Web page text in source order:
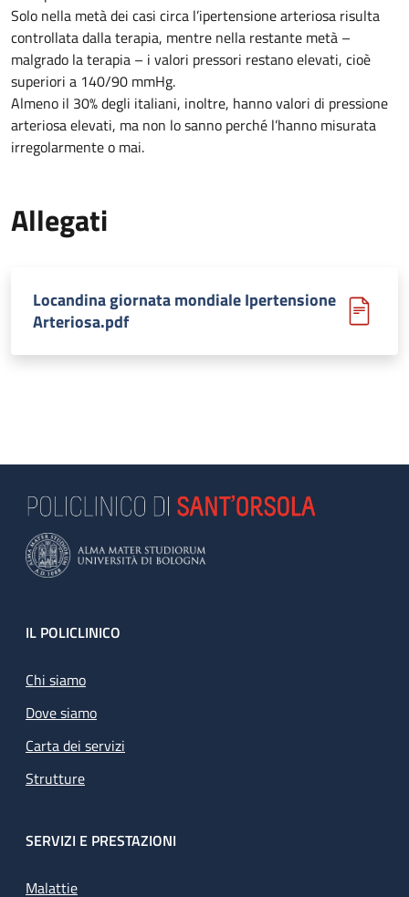
Solo nella metà dei casi circa l’ipertensione arteriosa risulta
controllata dalla terapia, mentre nella restante metà –
malgrado la terapia – i valori pressori restano elevati, cioè
superiori a 140/90 mmHg.
Almeno il 30% degli italiani, inoltre, hanno valori di pressione
arteriosa elevati, ma non lo sanno perché l’hanno misurata
irregolarmente o mai.
Allegati
Locandina giornata mondiale Ipertensione
Arteriosa.pdf
Footer
IL POLICLINICO
Chi siamo
Dove siamo
Carta dei servizi
Strutture
SERVIZI E PRESTAZIONI
Malattie